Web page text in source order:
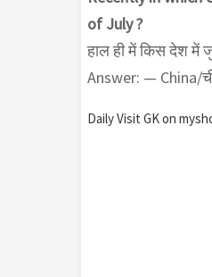
of July ?
हाल ही में किस देश में
Answer: — China/
Daily Visit GK on